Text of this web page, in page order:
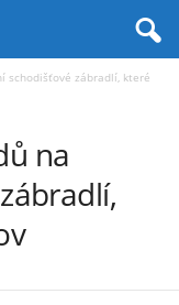
schodišťové zábradlí, které
na